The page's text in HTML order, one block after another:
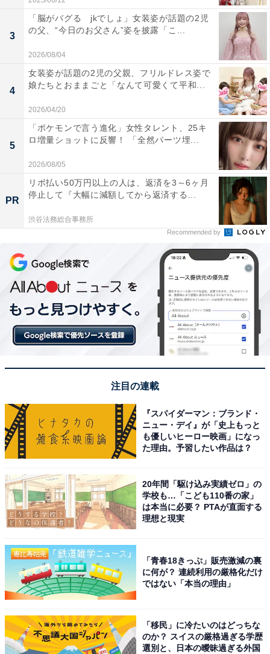
3
「脳がバグる jkでしょ」女装姿が話題の2児
の父、“今日のお父さん”姿を披露「こ...
2026/08/04
4
女装姿が話題の2児の父親、フリルドレス姿で
娘たちとおままごと「なんて可愛くて平和...
2026/04/20
5
「ポケモンで言う進化」女性タレント、25キ
ロ増量ショットに反響！ 「全然パーツ埋...
2026/08/05
PR
リボ払い50万円以上の人は、返済を3～6ヶ月
停止して『大幅に減額してから返済する...
渋谷法務総合事務所
Recommended by
注目の連載
『スパイダーマン：ブランド・
ニュー・デイ』が「史上もっと
も優しいヒーロー映画」になっ
た理由。予習したい作品は？
20年間「駆け込み実績ゼロ」の
学校も…「こども110番の家」
は本当に必要？ PTAが直面する
理想と現実
「青春18きっぷ」販売激減の裏
に何が？ 連続利用の厳格化だけ
ではない「本当の理由」
「移民」に冷たいのはどっちな
のか？ スイスの厳格過ぎる学歴
選別と、日本の曖昧過ぎる外国